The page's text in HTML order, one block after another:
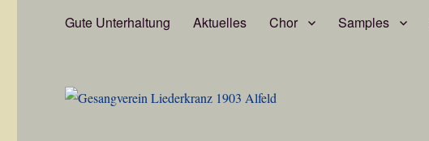
Gute Unterhaltung Aktuelles Chor Samples